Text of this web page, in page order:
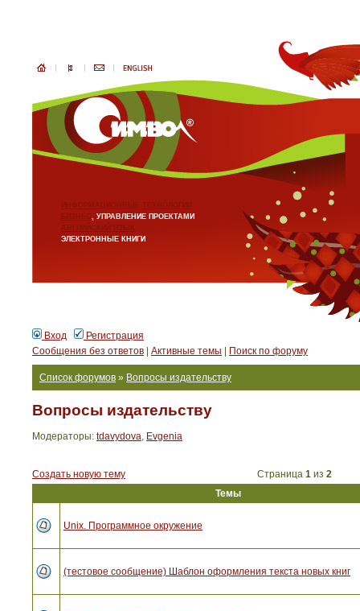
ИНФОРМАЦИОННЫЕ ТЕХНОЛОГИИ
БИЗНЕС, УПРАВЛЕНИЕ ПРОЕКТАМИ
АНГЛИЙСКИЙ ЯЗЫК
ЭЛЕКТРОННЫЕ КНИГИ
Вход
Регистрация
Сообщения без ответов
Активные темы Поиск по форуму
Список форумов » Вопросы издательству
Вопросы издательству
Модераторы: tdavydova, Evgenia
Создать новую тему Страница 1 из 2
Темы
Unix. Программное окружение
(тестовое сообщение) Шаблон оформления текста новых книг